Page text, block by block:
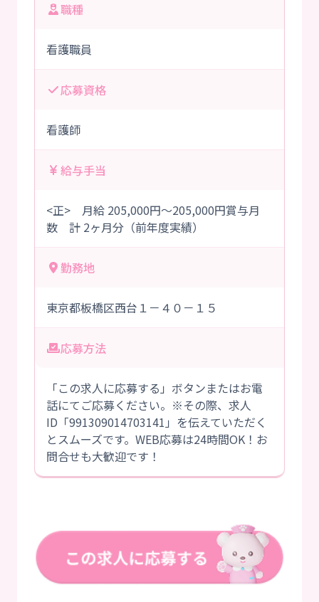
職種
看護職員
応募資格
看護師
給与手当
<正> 月給 205,000円～205,000円賞与月
数 計 2ヶ月分（前年度実績）
勤務地
東京都板橋区西台１－４０－１５
応募方法
「この求人に応募する」ボタンまたはお電
話にてご応募ください。※その際、求人
ID「991309014703141」を伝えていただく
とスムーズです。WEB応募は24時間OK！お
問合せも大歓迎です！